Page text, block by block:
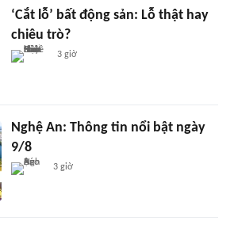
‘Cắt lỗ’ bất động sản: Lỗ thật hay
chiêu trò?
3 giờ
Nghệ An: Thông tin nổi bật ngày
9/8
3 giờ